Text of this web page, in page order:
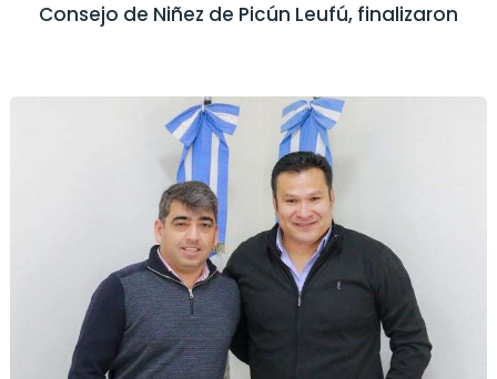
Consejo de Niñez de Picún Leufú, finalizaron